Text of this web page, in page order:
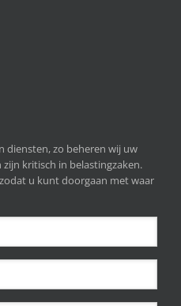
diensten, zo beheren wij uw
kritisch in belastingzaken.
u kunt doorgaan met waar